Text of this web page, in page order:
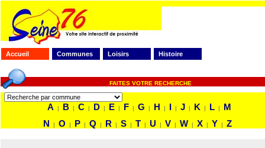
Accueil Communes Loisirs Histoire
FAITES VOTRE RECHERCHE
A | B | C | D | E | F | G | H | I | J | K | L |
M
N
| O | P | Q | R | S | T | U | V | W | X | Y | Z